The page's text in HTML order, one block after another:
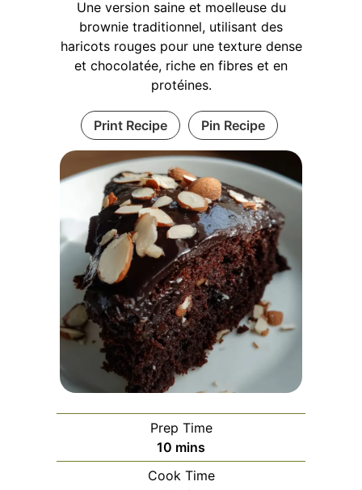
Une version saine et moelleuse du
brownie traditionnel, utilisant des
haricots rouges pour une texture dense
et chocolatée, riche en fibres et en
protéines.
Print Recipe Pin Recipe
Prep Time
10 minutes
mins
Cook Time